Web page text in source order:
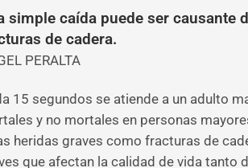
simple caída puede ser causante
de cadera.
PERALTA
15 segundos se atiende a un adulto
y no mortales en personas
heridas graves como fracturas de
que afectan la calidad de vida tanto